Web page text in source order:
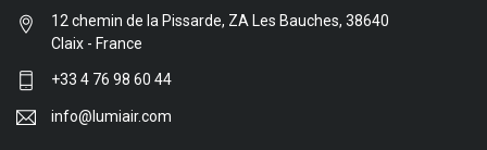
12 chemin de la Pissarde, ZA Les Bauches, 38640
Claix - France
+33 4 76 98 60 44
info@lumiair.com